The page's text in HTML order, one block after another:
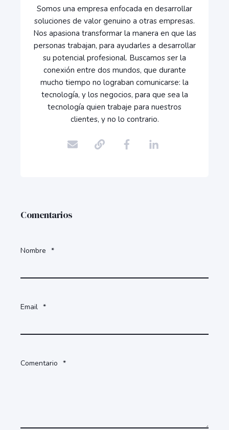
Somos una empresa enfocada en desarrollar
soluciones de valor genuino a otras empresas.
Nos apasiona transformar la manera en que las
personas trabajan, para ayudarles a desarrollar
su potencial profesional. Buscamos ser la
conexión entre dos mundos, que durante
mucho tiempo no lograban comunicarse: la
tecnología, y los negocios, para que sea la
tecnología quien trabaje para nuestros
clientes, y no lo contrario.
Comentarios
Nombre *
Email *
Comentario *